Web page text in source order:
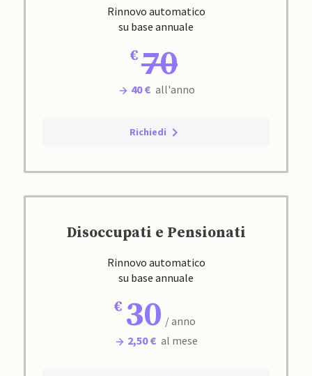
Rinnovo automatico
su base annuale
70
40 € all'anno
Richiedi
Disoccupati e Pensionati
Rinnovo automatico
su base annuale
30 / anno
2,50 € al mese